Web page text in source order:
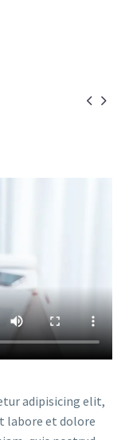
 
adipisicing elit,
labore et dolore